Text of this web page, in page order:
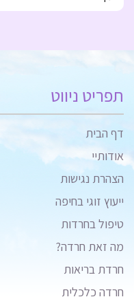
תפריט ניווט
דף הבית
אודותיי
הצהרת נגישות
ייעוץ זוגי בחיפה
טיפול בחרדות
מה זאת חרדה?
חרדת בריאות
חרדה כלכלית